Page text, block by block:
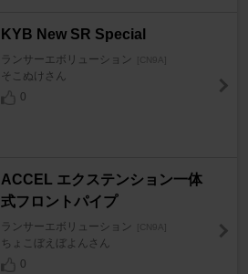
KYB New SR Special
ランサーエボリューション [CN9A]
そこぬけさん
0
ACCEL エクステンション一体
式フロントパイプ
ランサーエボリューション [CN9A]
ちょこぼえぼよんさん
0